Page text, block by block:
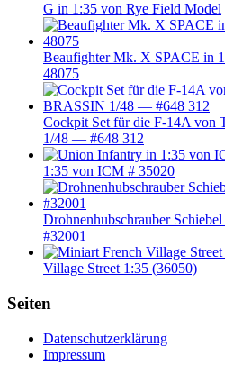
G in 1:35 von Rye Field Model
Beaufighter Mk. X SPACE in
48075
Cockpit Set für die F-14A von
1/48 — #648 312
1:35 von ICM # 35020
Drohnenhubschrauber
#32001
Village Street 1:35 (36050)
Seiten
Datenschutzerklärung
Impressum